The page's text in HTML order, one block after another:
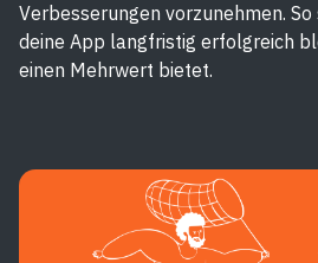
Verbesserungen vorzunehmen.
deine App langfristig erfolgreich
einen Mehrwert bietet.